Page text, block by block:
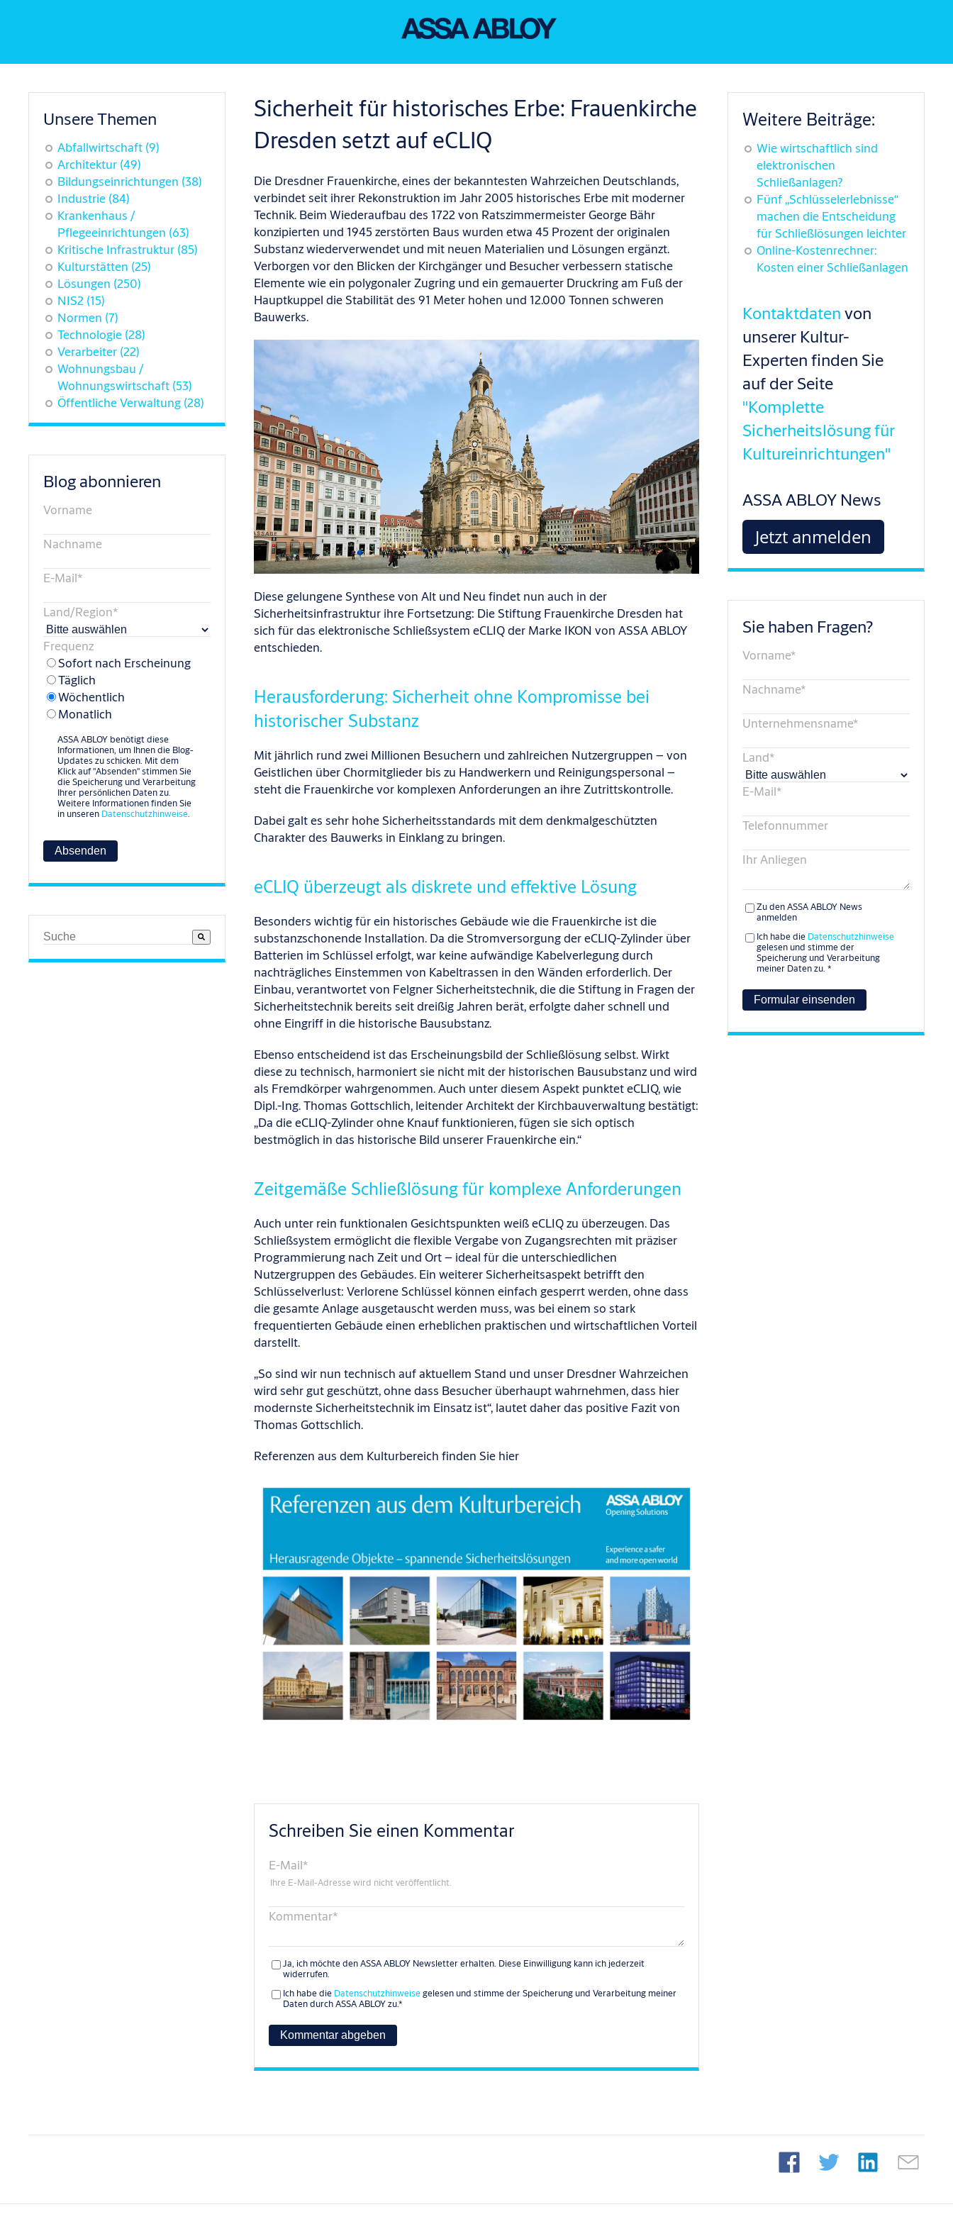
Unsere Themen
Abfallwirtschaft (9)
Architektur (49)
Bildungseinrichtungen (38)
Industrie (84)
Krankenhaus /
Pflegeeinrichtungen (63)
Kritische Infrastruktur (85)
Kulturstätten (25)
Lösungen (250)
NIS2 (15)
Normen (7)
Technologie (28)
Verarbeiter (22)
Wohnungsbau /
Wohnungswirtschaft (53)
Öffentliche Verwaltung (28)
Blog abonnieren
Vorname
Nachname
E-Mail*
Land/Region*
Frequenz
Sofort nach Erscheinung
Täglich
Wöchentlich
Monatlich
ASSA ABLOY benötigt diese
Informationen, um Ihnen die Blog-
Updates zu schicken. Mit dem
Klick auf "Absenden" stimmen Sie
die Speicherung und Verarbeitung
Ihrer persönlichen Daten zu.
Weitere Informationen finden Sie
in unseren Datenschutzhinweise
Dies ist ein Suchfeld mit einer automatischen Vorschlagsfunktion.
Es gibt keine Vorschläge, da das Suchfeld leer ist.
Sicherheit für historisches Erbe: Frauenkirche
Dresden setzt auf eCLIQ
Die Dresdner Frauenkirche, eines der bekanntesten Wahrzeichen Deutschlands,
verbindet seit ihrer Rekonstruktion im Jahr 2005 historisches Erbe mit moderner
Technik. Beim Wiederaufbau des 1722 von Ratszimmermeister George Bähr
konzipierten und 1945 zerstörten Baus wurden etwa 45 Prozent der originalen
Substanz wiederverwendet und mit neuen Materialien und Lösungen ergänzt.
Verborgen vor den Blicken der Kirchgänger und Besucher verbessern statische
Elemente wie ein polygonaler Zugring und ein gemauerter Druckring am Fuß der
Hauptkuppel die Stabilität des 91 Meter hohen und 12.000 Tonnen schweren
Bauwerks.
Diese gelungene Synthese von Alt und Neu findet nun auch in der
Sicherheitsinfrastruktur ihre Fortsetzung: Die Stiftung Frauenkirche Dresden hat
sich für das elektronische Schließsystem eCLIQ der Marke IKON von ASSA ABLOY
entschieden.
Herausforderung: Sicherheit ohne Kompromisse bei
historischer Substanz
Mit jährlich rund zwei Millionen Besuchern und zahlreichen Nutzergruppen – von
Geistlichen über Chormitglieder bis zu Handwerkern und Reinigungspersonal –
steht die Frauenkirche vor komplexen Anforderungen an ihre Zutrittskontrolle.
Dabei galt es sehr hohe Sicherheitsstandards mit dem denkmalgeschützten
Charakter des Bauwerks in Einklang zu bringen.
eCLIQ überzeugt als diskrete und effektive Lösung
Besonders wichtig für ein historisches Gebäude wie die Frauenkirche ist die
substanzschonende Installation. Da die Stromversorgung der eCLIQ-Zylinder über
Batterien im Schlüssel erfolgt, war keine aufwändige Kabelverlegung durch
nachträgliches Einstemmen von Kabeltrassen in den Wänden erforderlich. Der
Einbau, verantwortet von Felgner Sicherheitstechnik, die die Stiftung in Fragen der
Sicherheitstechnik bereits seit dreißig Jahren berät, erfolgte daher schnell und
ohne Eingriff in die historische Bausubstanz.
Ebenso entscheidend ist das Erscheinungsbild der Schließlösung selbst. Wirkt
diese zu technisch, harmoniert sie nicht mit der historischen Bausubstanz und wird
als Fremdkörper wahrgenommen. Auch unter diesem Aspekt punktet eCLIQ, wie
Dipl.-Ing. Thomas Gottschlich, leitender Architekt der Kirchbauverwaltung bestätigt:
„Da die eCLIQ-Zylinder ohne Knauf funktionieren, fügen sie sich optisch
bestmöglich in das historische Bild unserer Frauenkirche ein.“
Zeitgemäße Schließlösung für komplexe Anforderungen
Auch unter rein funktionalen Gesichtspunkten weiß eCLIQ zu überzeugen. Das
Schließsystem ermöglicht die flexible Vergabe von Zugangsrechten mit präziser
Programmierung nach Zeit und Ort – ideal für die unterschiedlichen
Nutzergruppen des Gebäudes. Ein weiterer Sicherheitsaspekt betrifft den
Schlüsselverlust: Verlorene Schlüssel können einfach gesperrt werden, ohne dass
die gesamte Anlage ausgetauscht werden muss, was bei einem so stark
frequentierten Gebäude einen erheblichen praktischen und wirtschaftlichen Vorteil
darstellt.
„So sind wir nun technisch auf aktuellem Stand und unser Dresdner Wahrzeichen
wird sehr gut geschützt, ohne dass Besucher überhaupt wahrnehmen, dass hier
modernste Sicherheitstechnik im Einsatz ist“, lautet daher das positive Fazit von
Thomas Gottschlich.
Referenzen aus dem Kulturbereich finden Sie hier
Schreiben Sie einen Kommentar
E-Mail*
Ihre E-Mail-Adresse wird nicht veröffentlicht.
Kommentar*
Ja, ich möchte den ASSA ABLOY Newsletter erhalten. Diese Einwilligung kann ich jederzeit
widerrufen.
Ich habe die Datenschutzhinweisegelesen und stimme der Speicherung und Verarbeitung meiner
Daten durch ASSA ABLOY zu.*
Weitere Beiträge:
Wie wirtschaftlich sind
elektronischen
Schließanlagen?
Fünf „Schlüsselerlebnisse“
machen die Entscheidung
für Schließlösungen leichter
Online-Kostenrechner:
Kosten einer Schließanlagen
Kontaktdaten von
unserer Kultur-
Experten finden Sie
auf der Seite
"Komplette
Sicherheitslösung für
Kultureinrichtungen"
ASSA ABLOY News
Jetzt anmelden
Sie haben Fragen?
Vorname*
Nachname*
Unternehmensname*
Land*
E-Mail*
Telefonnummer
Ihr Anliegen
Zu den ASSA ABLOY News
anmelden
Ich habe die Datenschutzhinweise
gelesen und stimme der
Speicherung und Verarbeitung
meiner Daten zu. *